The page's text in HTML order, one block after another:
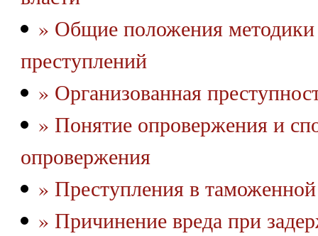
» Общие положения методики
преступлений
» Организованная
» Понятие опровержения и
опровержения
» Преступления в
» Причинение вреда при